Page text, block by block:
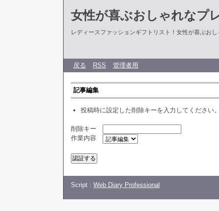
女性が喜ぶおしゃれなプ
レディースファッションギフトリスト！女性が喜ぶお
戻る RSS 管理者用
記事編集
投稿時に設定した削除キーを入力してください
削除キー
作業内容
Script : Web Diary Professional